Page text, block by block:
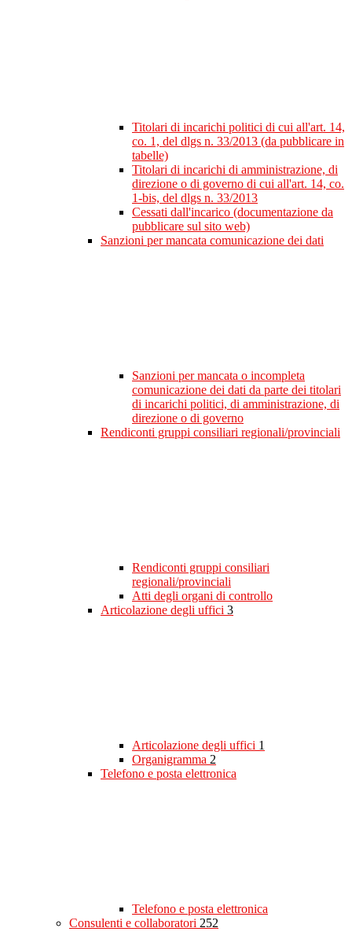
Titolari di incarichi politici di cui all'art. 14,
co. 1, del dlgs n. 33/2013 (da pubblicare in
tabelle)
Titolari di incarichi di amministrazione, di
direzione o di governo di cui all'art. 14, co.
1-bis, del dlgs n. 33/2013
Cessati dall'incarico (documentazione da
pubblicare sul sito web)
Sanzioni per mancata comunicazione dei dati
Sanzioni per mancata o incompleta
comunicazione dei dati da parte dei titolari
di incarichi politici, di amministrazione, di
direzione o di governo
Rendiconti gruppi consiliari regionali/provinciali
Rendiconti gruppi consiliari
regionali/provinciali
Atti degli organi di controllo
Articolazione degli uffici 3
Articolazione degli uffici 1
Organigramma 2
Telefono e posta elettronica
Telefono e posta elettronica
Consulenti e collaboratori 252